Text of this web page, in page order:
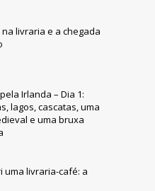
na livraria e a chegada
Irlanda – Dia 1:
lagos, cascatas, uma
e uma bruxa
uma livraria-café: a